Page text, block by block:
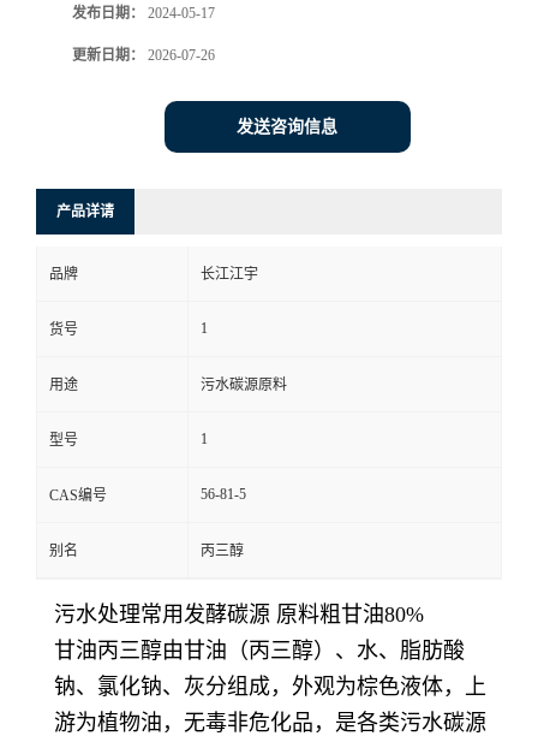
发布日期： 2024-05-17
更新日期： 2026-07-26
发送咨询信息
产品详请
品牌 长江江宇
货号 1
用途 污水碳源原料
型号 1
CAS编号 56-81-5
别名 丙三醇
污水处理常用发酵碳源 原料粗甘油80%
甘油丙三醇由甘油（丙三醇）、水、脂肪酸
钠、氯化钠、灰分组成，外观为棕色液体，上
游为植物油，无毒非危化品，是各类污水碳源